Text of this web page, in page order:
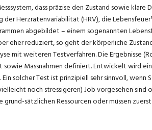
dass präzise den Zustand sowie
Herzratenvariabilität (HRV), die
abgebildet – einem sogenannten
eher reduziert, so geht der körperliche
mit weiteren Testverfahren. Die Ergebnisse
Massnahmen definiert. Entwickelt wird
solcher Test ist prinzipiell sehr sinnvoll, wenn
noch stressigeren) Job vorgesehen sind
sätzlichen Ressourcen oder müssen